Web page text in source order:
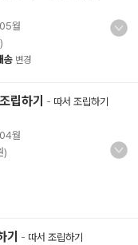
월
송 변경
립하기 - 따서 조립하기
월
)
기 - 따서 조립하기